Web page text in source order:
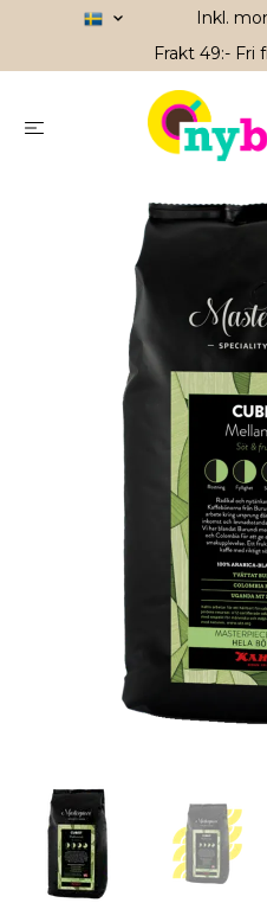
Inkl.
Frakt 49:- Fri